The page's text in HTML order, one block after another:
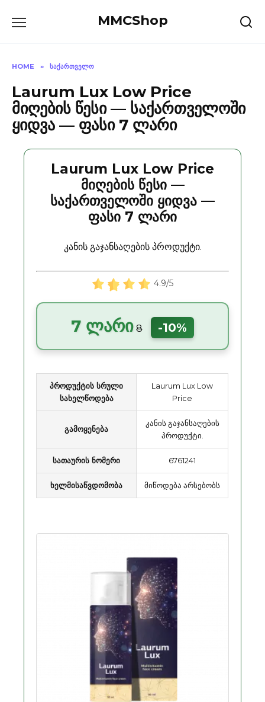
MMCShop
HOME » ᲡᲐᲥᲐᲠᲗᲕᲔᲚᲝ
Laurum Lux Low Price
მიღების წესი — საქართველოში
ყიდვა — ფასი 7 ლარი
Laurum Lux Low Price
მიღების წესი —
საქართველოში ყიდვა —
ფასი 7 ლარი
კანის გაჯანსაღების პროდუქტი.
4.9/5
7 ლარი 8 -10%
პროდუქტის სრული
სახელწოდება
Laurum Lux Low
Price
გამოყენება
კანის გაჯანსაღების
პროდუქტი.
სათაურის ნომერი 6761241
ხელმისაწვდომობა მიწოდება არსებობს